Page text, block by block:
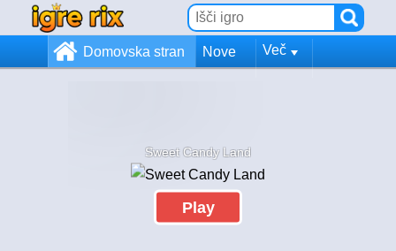
Domovska stran Nove Več
Sweet Candy Land
Play